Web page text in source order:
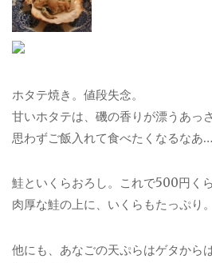
ホタテ焼き。値段失念。
甘いホタテは、磯の香りが漂うあっ
思わずご飯入れて食べたくなるなあ…
鮭といくらおろし。これで500円くら
肉厚な鮭の上に、いくらもたっぷり
他にも、あなごの天ぷらはゲタから